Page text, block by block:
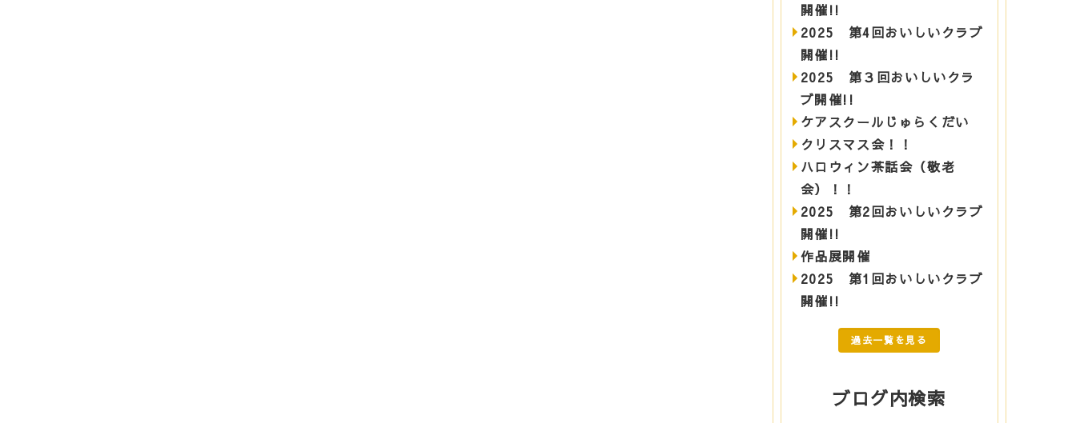
開催!!
2025 第4回おいしいクラブ
開催!!
2025 第３回おいしいクラ
ブ開催!!
ケアスクールじゅらくだい
クリスマス会！！
ハロウィン茶話会（敬老
会）！！
2025 第2回おいしいクラブ
開催!!
作品展開催
2025 第1回おいしいクラブ
開催!!
過去一覧を見る
ブログ内検索